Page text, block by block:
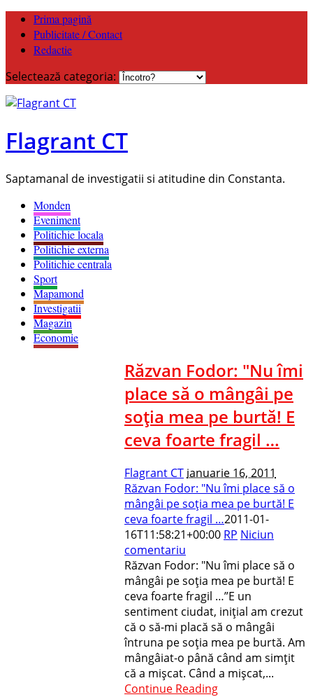
Prima pagină
Publicitate / Contact
Redactie
Selectează categoria:
Flagrant CT
Saptamanal de investigatii si atitudine din Constanta.
Monden
Eveniment
Politichie locala
Politichie externa
Politichie centrala
Sport
Mapamond
Investigatii
Magazin
Economie
Răzvan Fodor: "Nu îmi
place să o mângâi pe
soţia mea pe burtă! E
ceva foarte fragil …
Flagrant CT ianuarie 16, 2011
Răzvan Fodor: "Nu îmi place să o
mângâi pe soţia mea pe burtă! E
ceva foarte fragil …2011-01-
16T11:58:21+00:00 RP Niciun
comentariu
Răzvan Fodor: "Nu îmi place să o
mângâi pe soţia mea pe burtă! E
ceva foarte fragil …”E un
sentiment ciudat, iniţial am crezut
că o să-mi placă să o mângâi
întruna pe soţia mea pe burtă. Am
mângâiat-o până când am simţit
că a mişcat. Când a mişcat,...
Continue Reading